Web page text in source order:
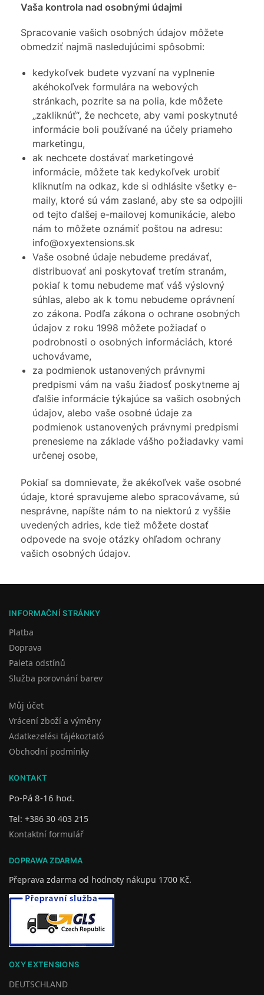
Vaša kontrola nad osobnými údajmi
Spracovanie vašich osobných údajov môžete
obmedziť najmä nasledujúcimi spôsobmi:
kedykoľvek budete vyzvaní na vyplnenie
akéhokoľvek formulára na webových
stránkach, pozrite sa na polia, kde môžete
„zakliknúť“, že nechcete, aby vami poskytnuté
informácie boli používané na účely priameho
marketingu,
ak nechcete dostávať marketingové
informácie, môžete tak kedykoľvek urobiť
kliknutím na odkaz, kde si odhlásite všetky e-
maily, ktoré sú vám zaslané, aby ste sa odpojili
od tejto ďalšej e-mailovej komunikácie, alebo
nám to môžete oznámiť poštou na adresu:
info@oxyextensions.sk
Vaše osobné údaje nebudeme predávať,
distribuovať ani poskytovať tretím stranám,
pokiaľ k tomu nebudeme mať váš výslovný
súhlas, alebo ak k tomu nebudeme oprávnení
zo zákona. Podľa zákona o ochrane osobných
údajov z roku 1998 môžete požiadať o
podrobnosti o osobných informáciách, ktoré
uchovávame,
za podmienok ustanovených právnymi
predpismi vám na vašu žiadosť poskytneme aj
ďalšie informácie týkajúce sa vašich osobných
údajov, alebo vaše osobné údaje za
podmienok ustanovených právnymi predpismi
prenesieme na základe vášho požiadavky vami
určenej osobe,
Pokiaľ sa domnievate, že akékoľvek vaše osobné
údaje, ktoré spravujeme alebo spracovávame, sú
nesprávne, napíšte nám to na niektorú z vyššie
uvedených adries, kde tiež môžete dostať
odpovede na svoje otázky ohľadom ochrany
vašich osobných údajov.
INFORMAČNÍ STRÁNKY
Platba
Doprava
Paleta odstínů
Služba porovnání barev
Můj účet
Vrácení zboží a výměny
Adatkezelési tájékoztató
Obchodní podmínky
KONTAKT
Po-Pá 8-16 hod.
Tel: +386 30 403 215
Kontaktní formulář
DOPRAWA ZDARMA
Přeprava zdarma od hodnoty nákupu 1700 Kč.
OXY EXTENSIONS
DEUTSCHLAND